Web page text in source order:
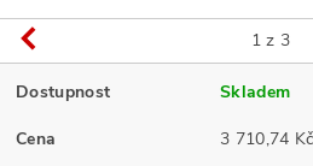
1 z 3
Dostupnost Skladem
Cena